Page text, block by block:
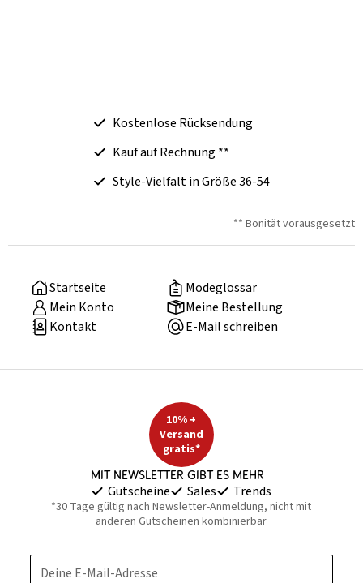
Kostenlose Rücksendung
Kauf auf Rechnung **
Style-Vielfalt in Größe 36-54
** Bonität vorausgesetzt
Startseite
Modeglossar
Mein Konto
Meine Bestellung
Kontakt
E-Mail schreiben
10% +
Versand
gratis*
Mit Newsletter gibt es mehr
Gutscheine Sales Trends
*30 Tage gültig nach Newsletter-Anmeldung, nicht mit
anderen Gutscheinen kombinierbar
Deine E-Mail-Adresse